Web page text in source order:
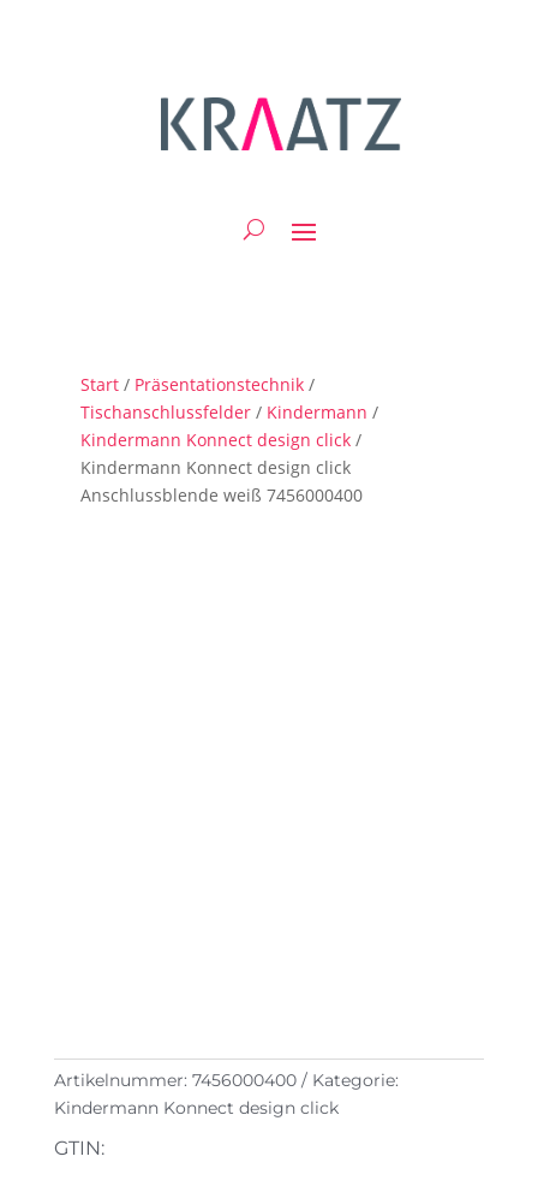
Start / Präsentationstechnik /
Tischanschlussfelder / Kindermann /
Kindermann Konnect design click /
Kindermann Konnect design click
Anschlussblende weiß 7456000400
Artikelnummer: 7456000400
Kategorie:
Kindermann Konnect design click
GTIN: